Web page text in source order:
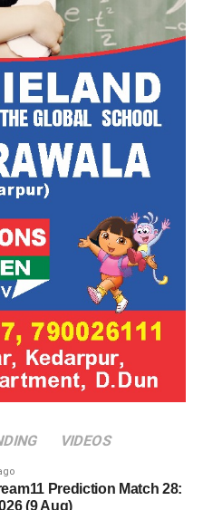
VIDEOS
Prediction Match 28:
(9 Aug)